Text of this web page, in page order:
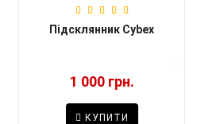
Підсклянник Cybex
1 000 грн.
КУПИТИ